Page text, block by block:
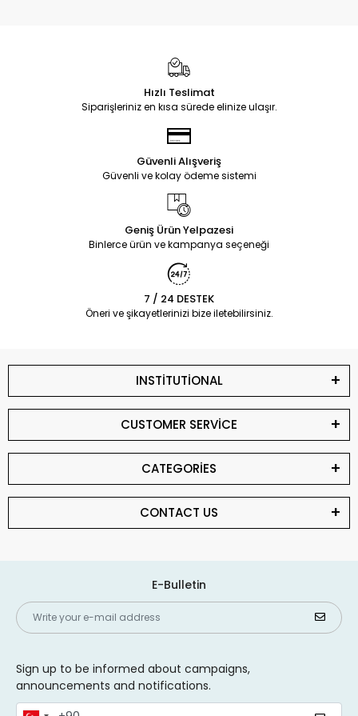
Hızlı Teslimat
Siparişleriniz en kısa sürede elinize ulaşır.
Güvenli Alışveriş
Güvenli ve kolay ödeme sistemi
Geniş Ürün Yelpazesi
Binlerce ürün ve kampanya seçeneği
7 / 24 DESTEK
Öneri ve şikayetlerinizi bize iletebilirsiniz.
INSTİTUTİONAL
CUSTOMER SERVİCE
CATEGORİES
CONTACT US
E-Bulletin
Sign up to be informed about campaigns,
announcements and notifications.